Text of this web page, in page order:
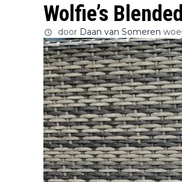
Wolfie’s
door Daan van Someren